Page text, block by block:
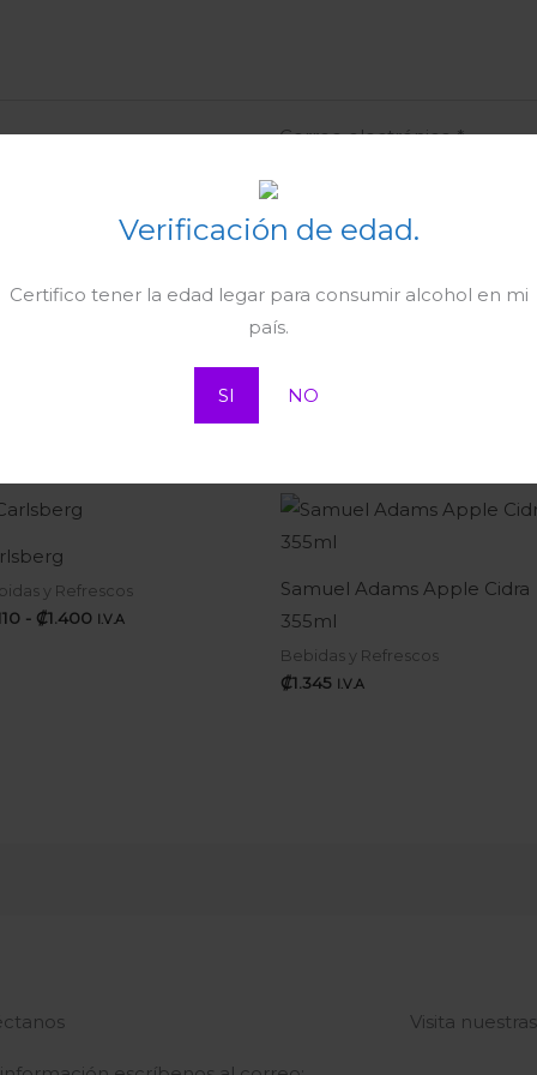
Verificación de edad.
Certifico tener la edad legar para consumir alcohol en mi
país.
SI NO
Correo electrónico*
y web en este navegador para la próxima vez
y Refrescos
- ₡1.400
₡1.110
₡1.400
I.V.A
Samuel Adams Apple Cidra
355ml
Bebidas y Refrescos
₡1.345 I.V.A
Visita